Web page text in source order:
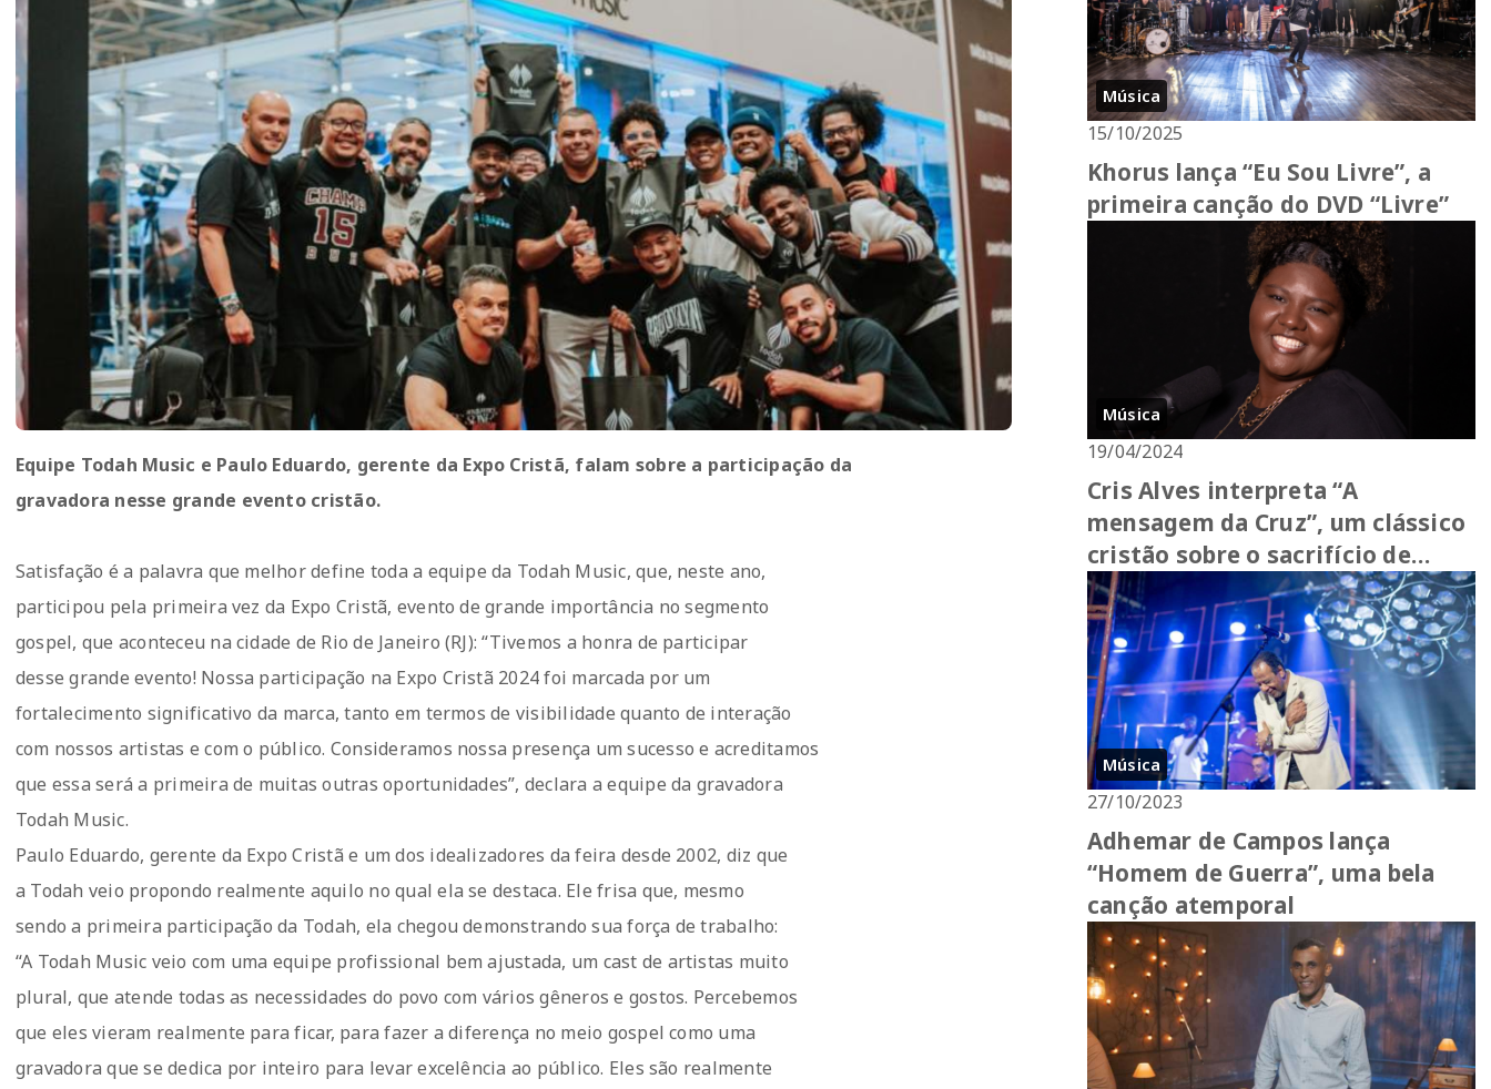
Equipe Todah Music e Paulo Eduardo, gerente da Expo Cristã, falam sobre a participação da
gravadora nesse grande evento cristão.
Satisfação é a palavra que melhor define toda a equipe da Todah Music, que, neste ano,
participou pela primeira vez da Expo Cristã, evento de grande importância no segmento
gospel, que aconteceu na cidade de Rio de Janeiro (RJ): “Tivemos a honra de participar
desse grande evento! Nossa participação na Expo Cristã 2024 foi marcada por um
fortalecimento significativo da marca, tanto em termos de visibilidade quanto de interação
com nossos artistas e com o público. Consideramos nossa presença um sucesso e acreditamos
que essa será a primeira de muitas outras oportunidades”, declara a equipe da gravadora
Todah Music.
Paulo Eduardo, gerente da Expo Cristã e um dos idealizadores da feira desde 2002, diz que
a Todah veio propondo realmente aquilo no qual ela se destaca. Ele frisa que, mesmo
sendo a primeira participação da Todah, ela chegou demonstrando sua força de trabalho:
“A Todah Music veio com uma equipe profissional bem ajustada, um cast de artistas muito
plural, que atende todas as necessidades do povo com vários gêneros e gostos. Percebemos
que eles vieram realmente para ficar, para fazer a diferença no meio gospel como uma
gravadora que se dedica por inteiro para levar excelência ao público. Eles são realmente
Música
15/10/2025
Khorus lança “Eu Sou Livre”, a
primeira canção do DVD “Livre”
Música
19/04/2024
Cris Alves interpreta “A
mensagem da Cruz”, um clássico
cristão sobre o sacrifício de
Jesus
Música
27/10/2023
Adhemar de Campos lança
“Homem de Guerra”, uma bela
canção atemporal